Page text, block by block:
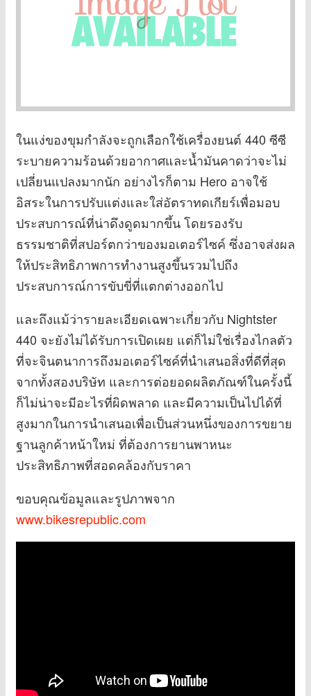
ในแง่ของขุมกำลังจะถูกเลือกใช้เครื่องยนต์ 440 ซีซี
ระบายความร้อนด้วยอากาศและน้ำมันคาดว่าจะไม่
เปลี่ยนแปลงมากนัก อย่างไรก็ตาม Hero อาจใช้
อิสระในการปรับแต่งและใส่อัตราทดเกียร์เพื่อมอบ
ประสบการณ์ที่น่าดึงดูดมากขึ้น โดยรองรับ
ธรรมชาติที่สปอร์ตกว่าของมอเตอร์ไซค์ ซึ่งอาจส่งผล
ให้ประสิทธิภาพการทำงานสูงขึ้นรวมไปถึง
ประสบการณ์การขับขี่ที่แตกต่างออกไป
และถึงแม้ว่ารายละเอียดเฉพาะเกี่ยวกับ Nightster
440 จะยังไม่ได้รับการเปิดเผย แต่ก็ไม่ใช่เรื่องไกลตัว
ที่จะจินตนาการถึงมอเตอร์ไซค์ที่นำเสนอสิ่งที่ดีที่สุด
จากทั้งสองบริษัท และการต่อยอดผลิตภัณฑ์ในครั้งนี้
ก็ไม่น่าจะมีอะไรที่ผิดพลาด และมีความเป็นไปได้ที่
สูงมากในการนำเสนอเพื่อเป็นส่วนหนึ่งของการขยาย
ฐานลูกค้าหน้าใหม่ ที่ต้องการยานพาหนะ
ประสิทธิภาพที่สอดคล้องกับราคา
ขอบคุณข้อมูลและรูปภาพจาก
www.bikesrepublic.com